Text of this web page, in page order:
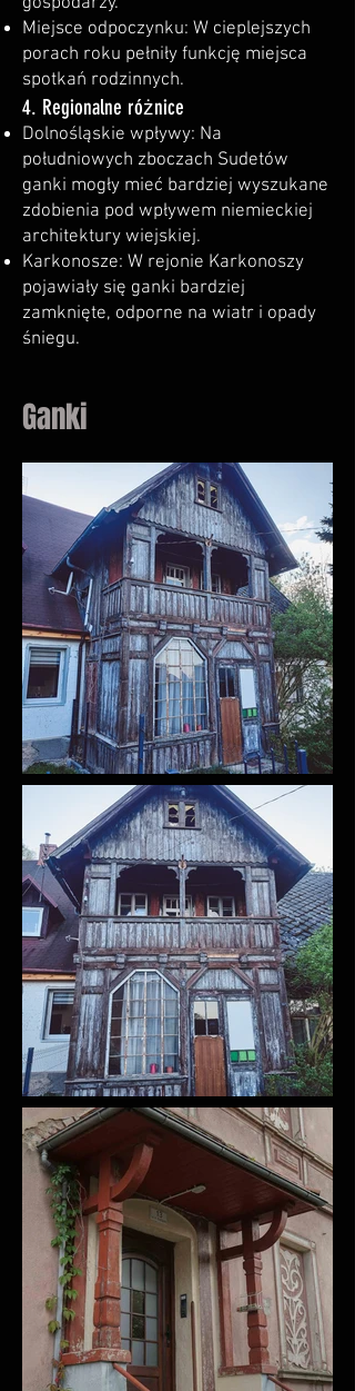
Miejsce odpoczynku: W cieplejszych
porach roku pełniły funkcję miejsca
spotkań rodzinnych.
4. Regionalne różnice
Dolnośląskie wpływy: Na
południowych zboczach Sudetów
ganki mogły mieć bardziej wyszukane
zdobienia pod wpływem niemieckiej
architektury wiejskiej.
Karkonosze: W rejonie Karkonoszy
pojawiały się ganki bardziej
zamknięte, odporne na wiatr i opady
śniegu.
Ganki